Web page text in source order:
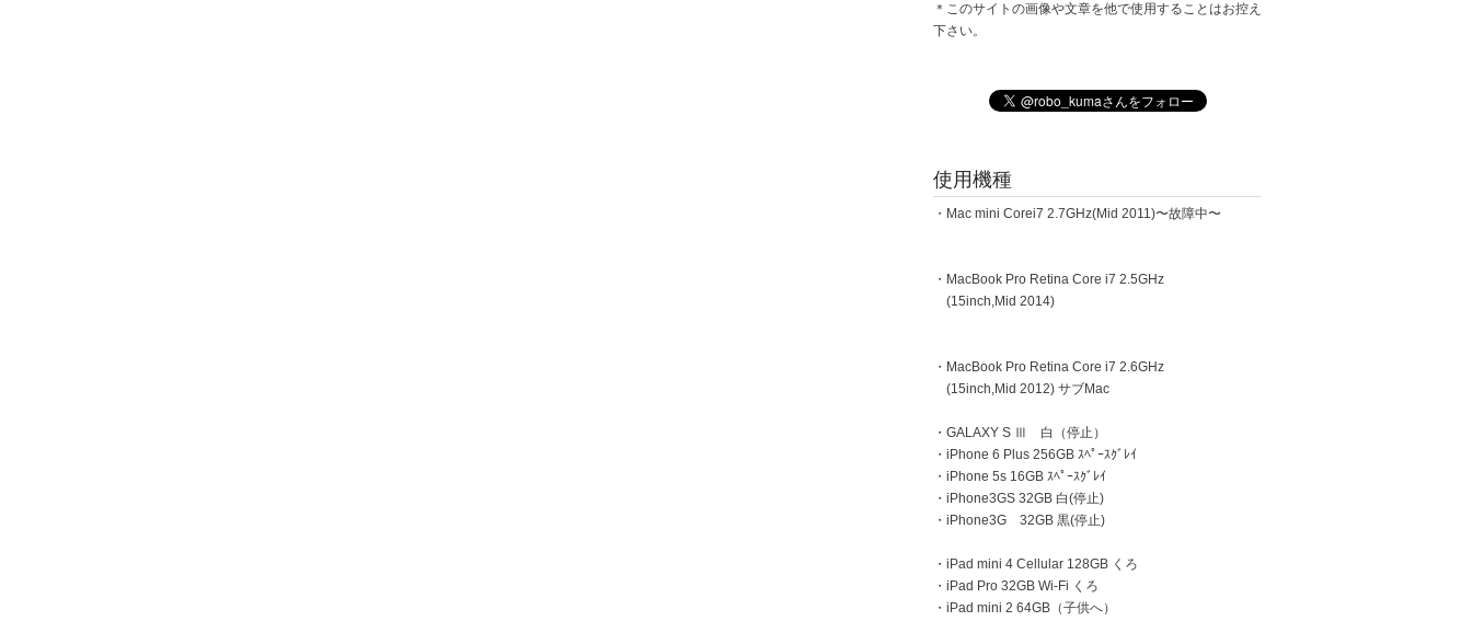
＊このサイトの画像や文章を他で使用することはお控え
下さい。
使用機種
・Mac mini Corei7 2.7GHz(Mid 2011)〜故障中〜
・MacBook Pro Retina Core i7 2.5GHz
(15inch,Mid 2014)
・MacBook Pro Retina Core i7 2.6GHz
(15inch,Mid 2012) サブMac
・GALAXY S Ⅲ 白（停止）
・iPhone 6 Plus 256GB ｽﾍﾟｰｽｸﾞﾚｲ
・iPhone 5s 16GB ｽﾍﾟｰｽｸﾞﾚｲ
・iPhone3GS 32GB 白(停止)
・iPhone3G 32GB 黒(停止)
・iPad mini 4 Cellular 128GB くろ
・iPad Pro 32GB Wi-Fi くろ
・iPad mini 2 64GB（子供へ）